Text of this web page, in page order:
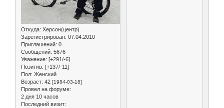
Откуда: Херсон(центр)
Зарегистрирован: 07.04.2010
Приглашений: 0
Сообщений: 5676
Уважение: [+291/-6]
Позитив: [+137/-11]
Пол: Женский
Возраст: 42 [1984-03-18]
Провел на форуме:
2 дня 10 часов
Последний визит: